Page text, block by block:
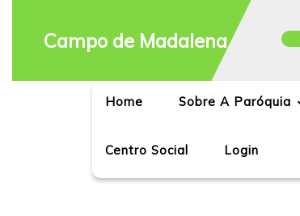
contentCampo de Madalena
Home Sobre A Paróquia
Centro Social Login